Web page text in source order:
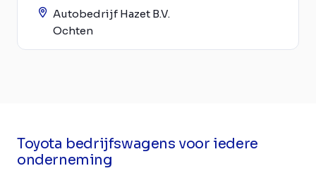
Autobedrijf Hazet B.V.
Ochten
Toyota bedrijfswagens voor iedere
onderneming